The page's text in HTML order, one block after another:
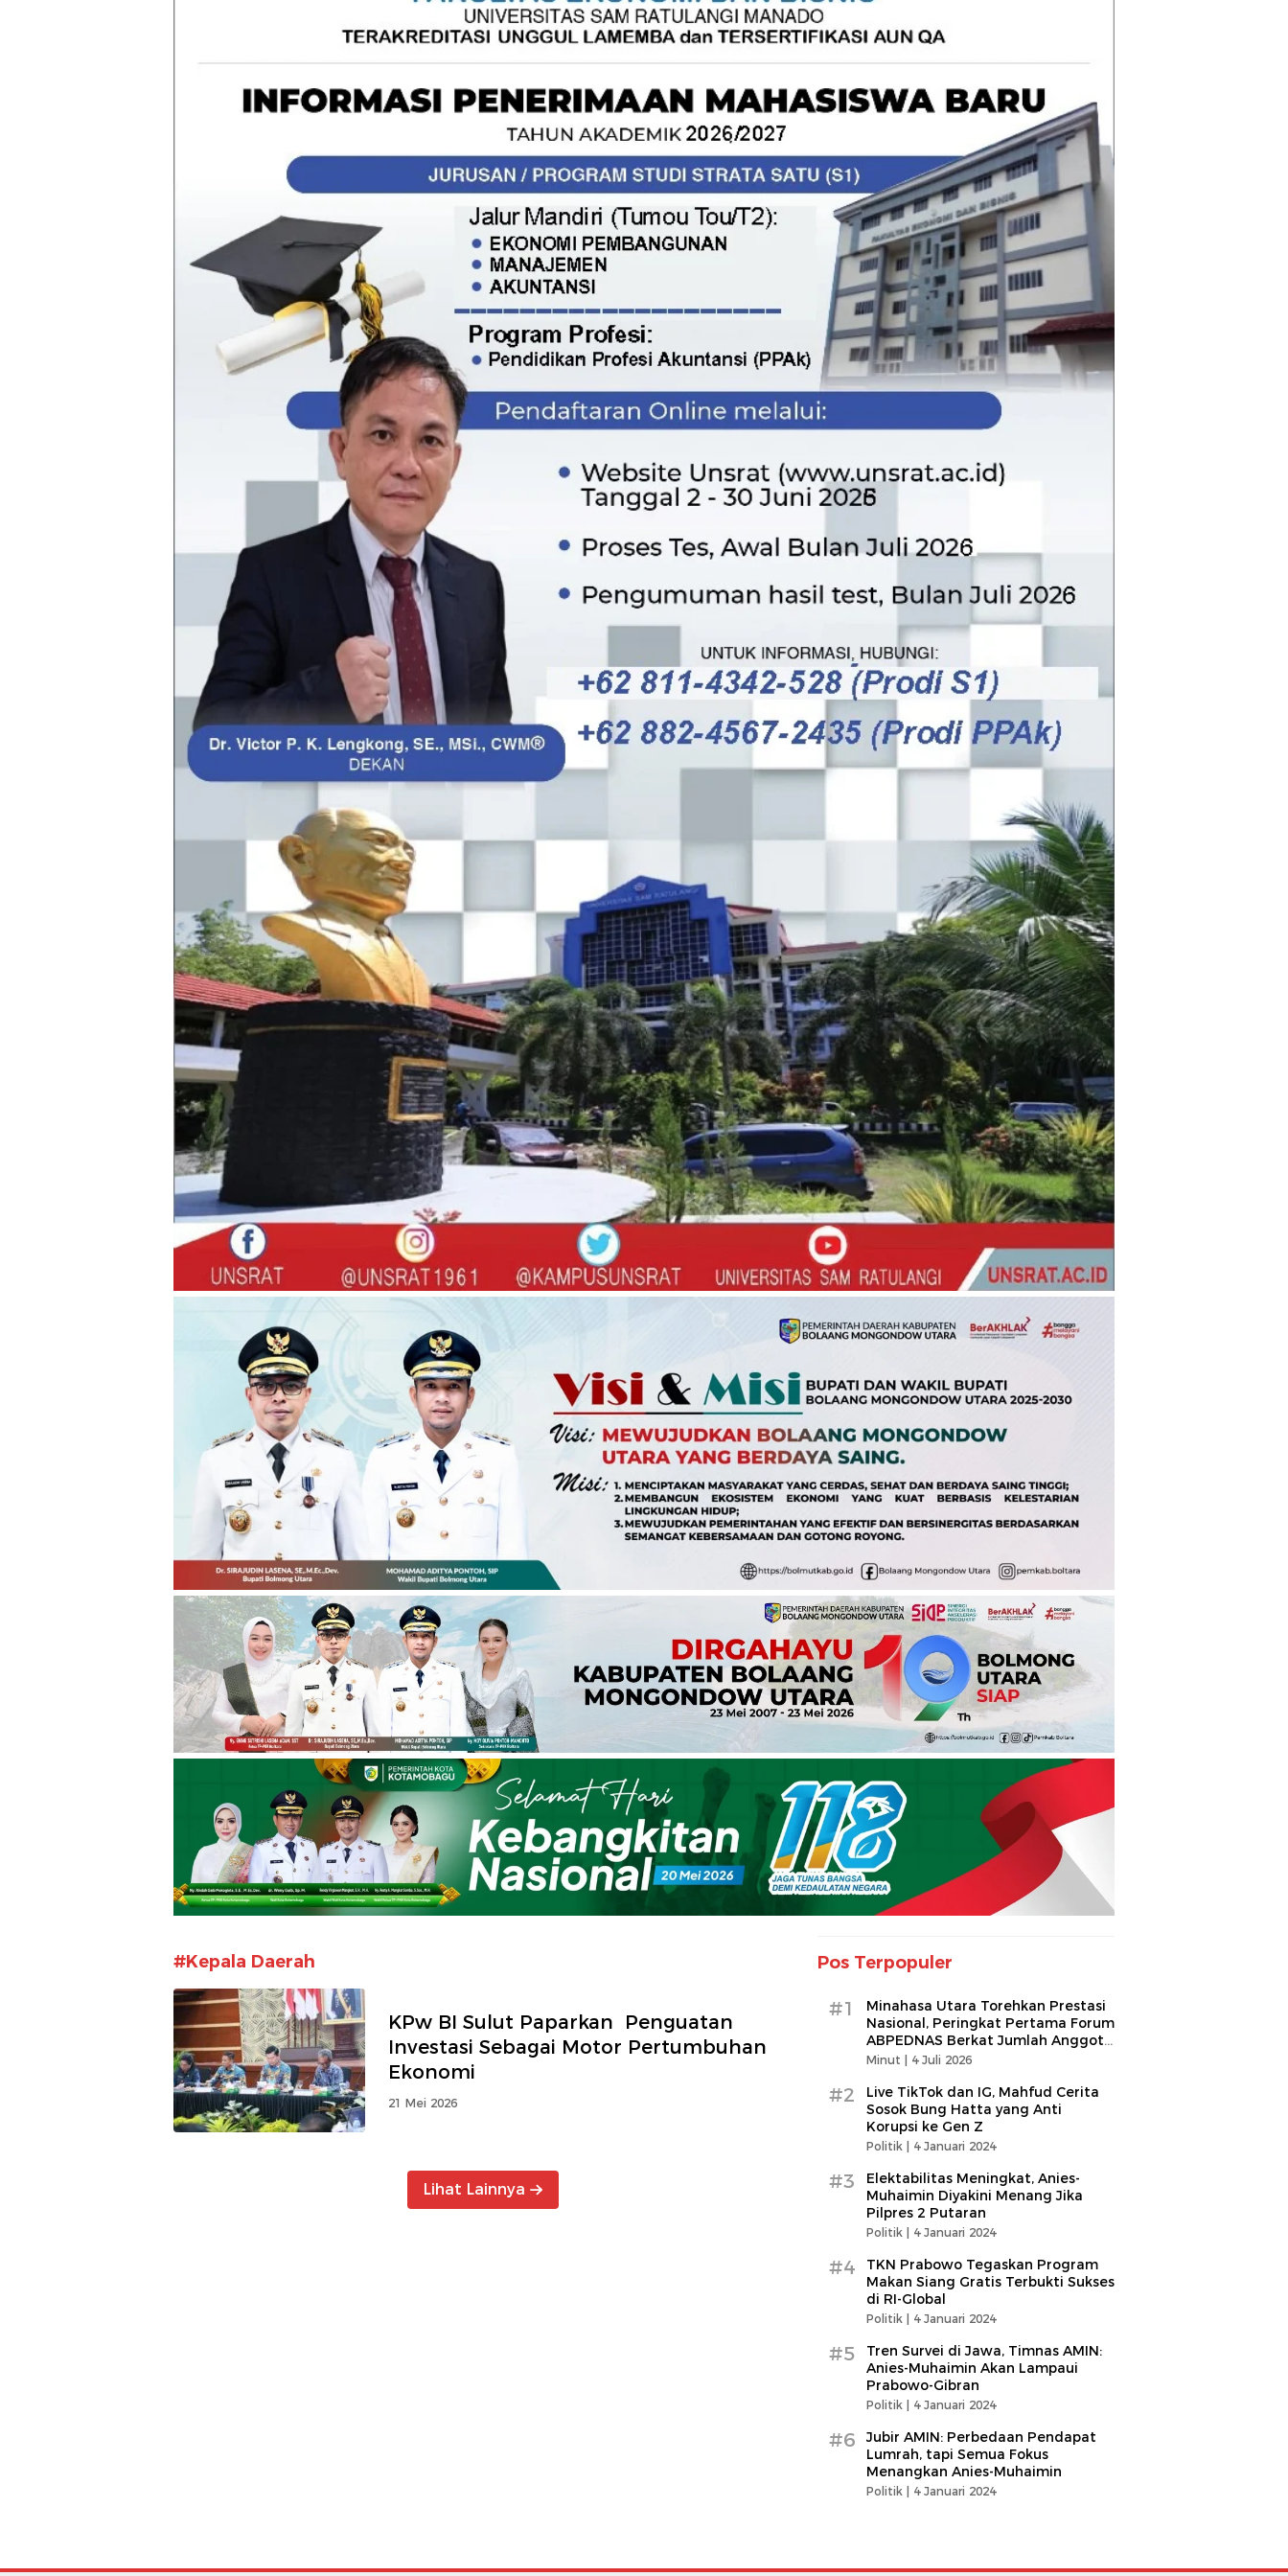
#Kepala Daerah
KPw BI Sulut Paparkan Penguatan
Investasi Sebagai Motor Pertumbuhan
Ekonomi
21 Mei 2026
Lihat Lainnya
Pos Terpopuler
#1
Minahasa Utara Torehkan Prestasi
Nasional, Peringkat Pertama Forum
ABPEDNAS Berkat Jumlah Anggota
Terbanyak
Minut | 4 Juli 2026
#2
Live TikTok dan IG, Mahfud Cerita
Sosok Bung Hatta yang Anti
Korupsi ke Gen Z
Politik | 4 Januari 2024
#3
Elektabilitas Meningkat, Anies-
Muhaimin Diyakini Menang Jika
Pilpres 2 Putaran
Politik | 4 Januari 2024
#4
TKN Prabowo Tegaskan Program
Makan Siang Gratis Terbukti Sukses
di RI-Global
Politik | 4 Januari 2024
#5
Tren Survei di Jawa, Timnas AMIN:
Anies-Muhaimin Akan Lampaui
Prabowo-Gibran
Politik | 4 Januari 2024
#6
Jubir AMIN: Perbedaan Pendapat
Lumrah, tapi Semua Fokus
Menangkan Anies-Muhaimin
Politik | 4 Januari 2024